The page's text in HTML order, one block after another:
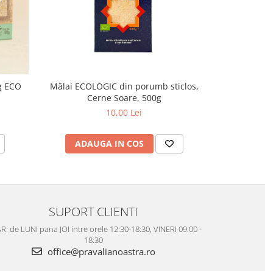
Mălai ECOLOGIC din porumb sticlos,
Cerne Soare, 500g
10,00 Lei
ADAUGA IN COS
SUPORT CLIENTI
de LUNI pana JOI intre orele 12:30-18:30, VINERI 09:00 -
18:30
office@pravalianoastra.ro